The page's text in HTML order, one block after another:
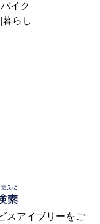
イク
暮らし
スアイブリーをご